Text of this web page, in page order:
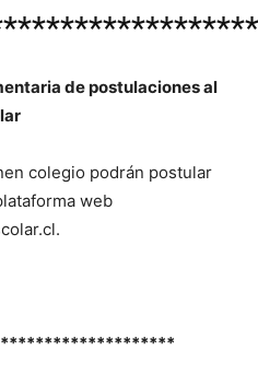
de postulaciones al
colegio podrán postular
web